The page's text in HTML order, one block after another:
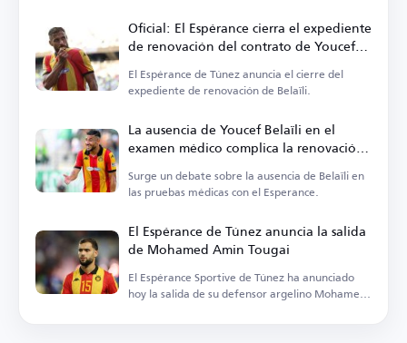
Oficial: El Espérance cierra el expediente
de renovación del contrato de Youcef
Belaïli
El Espérance de Túnez anuncia el cierre del
expediente de renovación de Belaïli.
La ausencia de Youcef Belaïli en el
examen médico complica la renovación
de su contrato con el Esperance
Surge un debate sobre la ausencia de Belaïli en
las pruebas médicas con el Esperance.
El Espérance de Túnez anuncia la salida
de Mohamed Amin Tougai
El Espérance Sportive de Túnez ha anunciado
hoy la salida de su defensor argelino Mohamed